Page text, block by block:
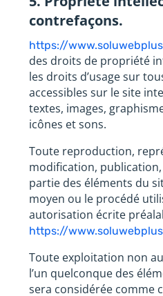
contrefaçons.
https://
des droits de propriété
les droits d’usage sur
accessibles sur le site
textes, images,
icônes et sons.
Toute reproduction,
modification,
partie des éléments du
moyen ou le procédé
autorisation écrite
https://
Toute exploitation non
l’un quelconque des
sera considérée comme